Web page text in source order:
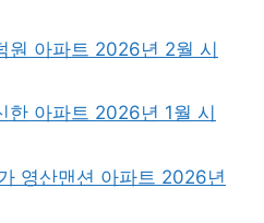
원 아파트 2026년 2월 시
한 아파트 2026년 1월 시
영산맨션 아파트 2026년